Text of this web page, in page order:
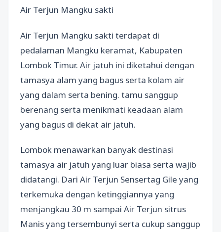
Air Terjun Mangku sakti
Air Terjun Mangku sakti terdapat di
pedalaman Mangku keramat, Kabupaten
Lombok Timur. Air jatuh ini diketahui dengan
tamasya alam yang bagus serta kolam air
yang dalam serta bening. tamu sanggup
berenang serta menikmati keadaan alam
yang bagus di dekat air jatuh.
Lombok menawarkan banyak destinasi
tamasya air jatuh yang luar biasa serta wajib
didatangi. Dari Air Terjun Sensertag Gile yang
terkemuka dengan ketinggiannya yang
menjangkau 30 m sampai Air Terjun sitrus
Manis yang tersembunyi serta cukup sanggup